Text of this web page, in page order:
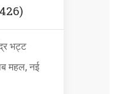
भट्ट
महल, नई